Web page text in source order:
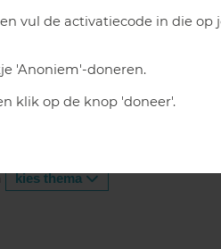
vul de activatiecode in die op
'Anoniem'-doneren.
klik op de knop 'doneer'.
kies thema